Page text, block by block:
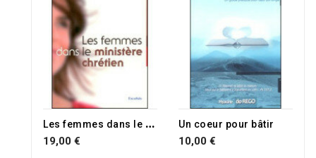
L
es femmes dans le ministère chrétien
19,00 €
Un coeur pour bâtir
10,00 €